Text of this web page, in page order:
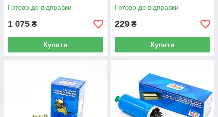
Готово до відправки
1 075 ₴
Купити
Готово до відправки
229 ₴
Купити